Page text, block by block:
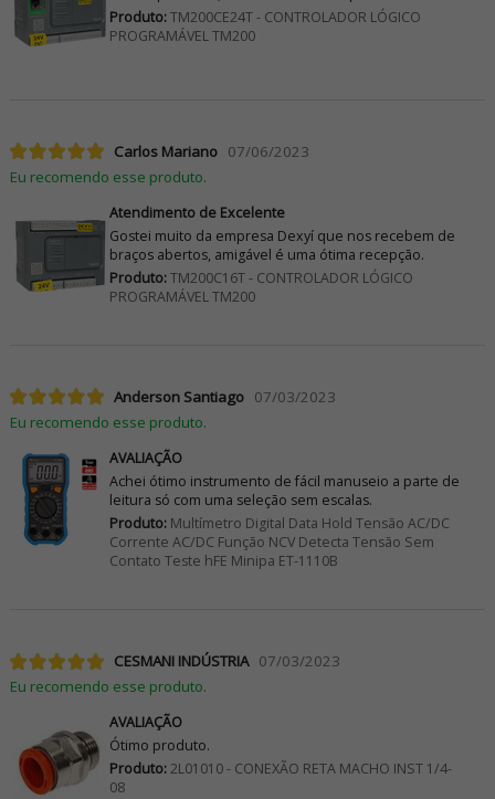
Produto:TM200CE24T - CONTROLADOR LÓGICO
PROGRAMÁVEL TM200
Carlos Mariano 07/06/2023
Eu recomendo esse produto.
Atendimento de Excelente
Gostei muito da empresa Dexyí que nos recebem de
braços abertos, amigável é uma ótima recepção.
Produto:TM200C16T - CONTROLADOR LÓGICO
PROGRAMÁVEL TM200
Anderson Santiago 07/03/2023
Eu recomendo esse produto.
AVALIAÇÃO
Achei ótimo instrumento de fácil manuseio a parte de
leitura só com uma seleção sem escalas.
Produto:Multímetro Digital Data Hold Tensão AC/DC
Corrente AC/DC Função NCV Detecta Tensão Sem
Contato Teste hFE Minipa ET-1110B
CESMANI INDÚSTRIA 07/03/2023
Eu recomendo esse produto.
AVALIAÇÃO
Ótimo produto.
Produto:2L01010 - CONEXÃO RETA MACHO INST 1/4-
08